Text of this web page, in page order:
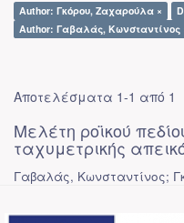
Author: Γκόρου, Ζαχαρούλα ×
Author: Γαβαλάς, Κωνσταντίνος
Αποτελέσματα 1-1 από 1
Μελέτη ροϊκού
ταχυμετρικής
Γαβαλάς, Κωνσταντίνος;